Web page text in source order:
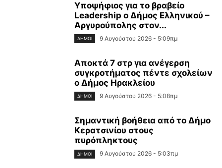
Υποψήφιος για το βραβείο
Leadership ο Δήμος Ελληνικού –
Αργυρούπολης στον...
ΔΉΜΟΙ 9 Αυγούστου 2026 - 5:09πμ
Αποκτά 7 στρ για ανέγερση
συγκροτήματος πέντε σχολείων
ο Δήμος Ηρακλείου
ΔΉΜΟΙ 9 Αυγούστου 2026 - 5:08πμ
Σημαντική βοήθεια από το Δήμο
Κερατσινίου στους
πυρόπληκτους
ΔΉΜΟΙ 9 Αυγούστου 2026 - 5:03πμ